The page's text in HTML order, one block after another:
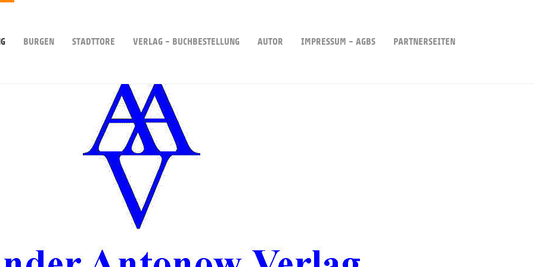
BURGEN STADTTORE VERLAG - BUCHBESTELLUNG AUTOR IMPRESSUM - AGBS PARTNERSEITEN